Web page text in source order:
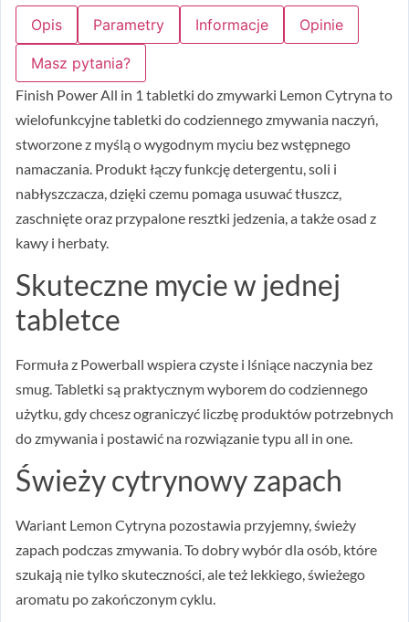
Opis Parametry Informacje Opinie
Masz pytania?
Finish Power All in 1 tabletki do zmywarki Lemon Cytryna to
wielofunkcyjne tabletki do codziennego zmywania naczyń,
stworzone z myślą o wygodnym myciu bez wstępnego
namaczania. Produkt łączy funkcję detergentu, soli i
nabłyszczacza, dzięki czemu pomaga usuwać tłuszcz,
zaschnięte oraz przypalone resztki jedzenia, a także osad z
kawy i herbaty.
Skuteczne mycie w jednej
tabletce
Formuła z Powerball wspiera czyste i lśniące naczynia bez
smug. Tabletki są praktycznym wyborem do codziennego
użytku, gdy chcesz ograniczyć liczbę produktów potrzebnych
do zmywania i postawić na rozwiązanie typu all in one.
Świeży cytrynowy zapach
Wariant Lemon Cytryna pozostawia przyjemny, świeży
zapach podczas zmywania. To dobry wybór dla osób, które
szukają nie tylko skuteczności, ale też lekkiego, świeżego
aromatu po zakończonym cyklu.